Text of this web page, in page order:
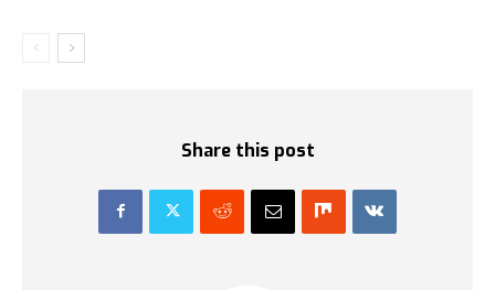
Share this post